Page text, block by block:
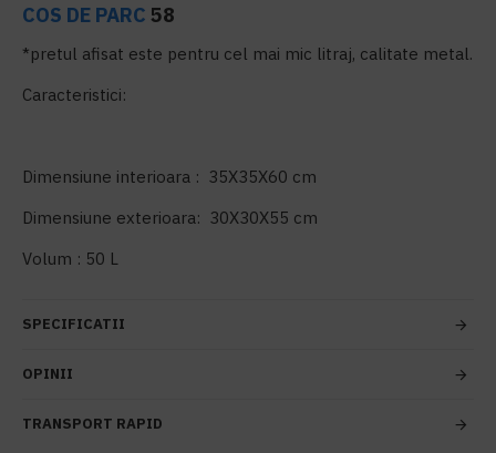
COS DE PARC 58
*pretul afisat este pentru cel mai mic litraj, calitate metal.
Caracteristici:
Dimensiune interioara : 35X35X60 cm
Dimensiune exterioara: 30X30X55 cm
Volum : 50 L
SPECIFICATII
OPINII
TRANSPORT RAPID